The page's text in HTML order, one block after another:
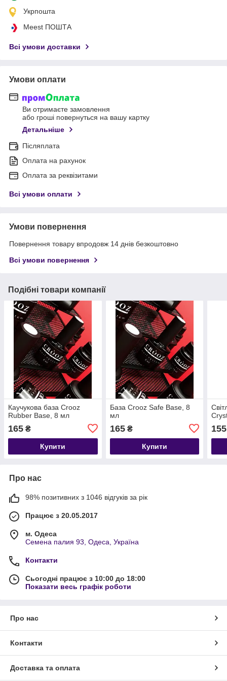
Укрпошта
Meest ПОШТА
Всі умови доставки
Умови оплати
Ви отримаєте замовлення
або гроші повернуться на вашу картку
Детальніше
Післяплата
Оплата на рахунок
Оплата за реквізитами
Всі умови оплати
Умови повернення
Повернення товару впродовж 14 днів безкоштовно
Всі умови повернення
Подібні товари компанії
Каучукова база Crooz
Rubber Base, 8 мл
165 ₴
Купити
База Crooz Safe Base, 8
мл
165₴
Купити
155
Про нас
98% позитивних з 1046 відгуків за рік
Працює з 20.05.2017
м. Одеса
Семена палия 93, Одеса, Україна
Контакти
Сьогодні працює з 10:00 до 18:00
Показати весь графік роботи
Про нас
Контакти
Доставка та оплата